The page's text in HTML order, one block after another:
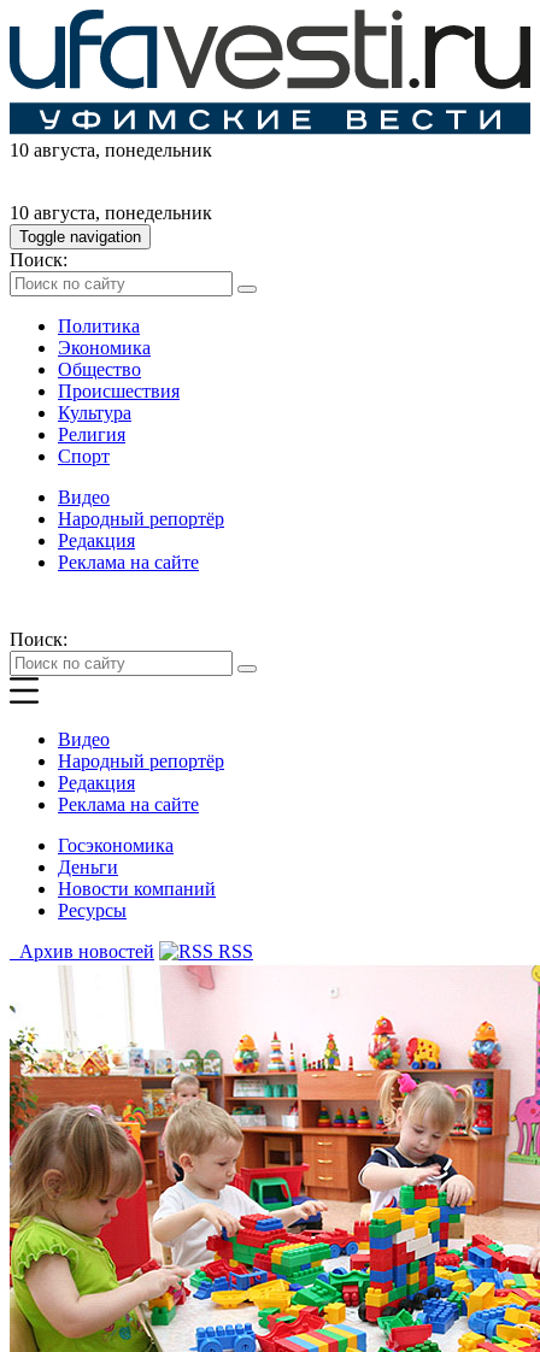
10 августа, понедельник
10 августа, понедельник
Toggle navigation
Поиск:
Политика
Экономика
Общество
Происшествия
Культура
Религия
Спорт
Видео
Народный репортёр
Редакция
Реклама на сайте
Поиск:
Видео
Народный репортёр
Редакция
Реклама на сайте
Госэкономика
Деньги
Новости компаний
Ресурсы
Архив новостей
RSS